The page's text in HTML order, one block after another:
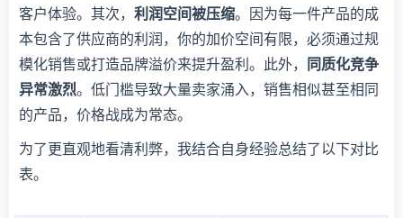
客户体验。其次， 利润空间被压缩。因为每一件产品的成
本包含了供应商的利润，你的加价空间有限，必须通过规
模化销售或打造品牌溢价来提升盈利。此外， 同质化竞争
异常激烈。低门槛导致大量卖家涌入，销售相似甚至相同
的产品，价格战成为常态。
为了更直观地看清利弊，我结合自身经验总结了以下对比
表。